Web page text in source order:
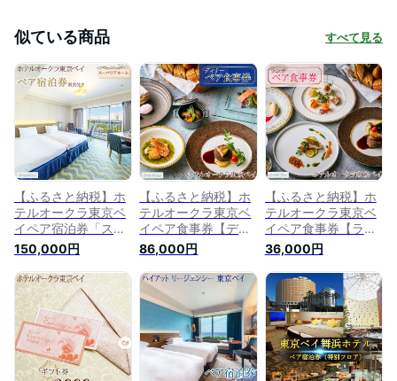
似ている商品 すべて見る
【ふるさと納税】ホ
テルオークラ東京ベ
イペア宿泊券「スー
ペリアルーム」朝食
付 | 返礼 返礼品 旅行
クーポン オフィシャ
ル ホテル 宿 レスト
ラン 食事 お食事 宿
泊 泊り お泊り 国内
旅行 トラベル 観光
朝食 スイート 東京
ベイ 舞浜
150,000円
【ふるさと納税】ホ
テルオークラ東京ベ
イペア食事券【ディ
ナー】 | 返礼 返礼品
旅行 クーポン オフ
ィシャル ホテル 宿
レストラン 食事 お
食事 国内旅行 トラ
ベル 観光 ディナー
スイート 東京ベイ
舞浜
86,000円
【ふるさと納税】ホ
テルオークラ東京ベ
イペア食事券【ラン
チ】 | 返礼 返礼品 旅
行 クーポン オフィ
シャル ホテル 宿 レ
ストラン 食事 お食
事 国内旅行 トラベ
ル 観光 ランチ スイ
ート 東京ベイ 舞浜
36,000円